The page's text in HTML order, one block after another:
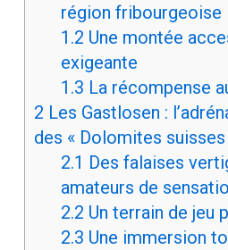
région fribourgeoise
1.2 Une montée
exigeante
1.3 La récompense
2 Les Gastlosen :
des « Dolomites suisses
2.1 Des falaises
amateurs de
2.2 Un terrain de jeu
2.3 Une immersion